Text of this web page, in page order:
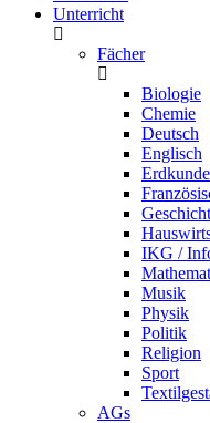
Unterricht
Fächer
Biologie
Chemie
Deutsch
Englisch
Erdkunde
IKG /
Musik
Physik
Politik
Religion
Sport
AGs